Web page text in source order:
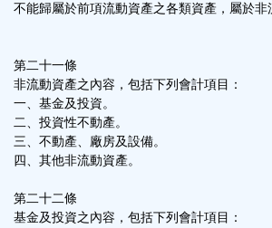
不能歸屬於前項流動資產之各類資產，屬於非
第二十一條
非流動資產之內容，包括下列會計項目：
一、基金及投資。
二、投資性不動產。
三、不動產、廠房及設備。
四、其他非流動資產。
第二十二條
基金及投資之內容，包括下列會計項目：